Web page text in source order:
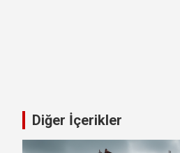
Diğer İçerikler